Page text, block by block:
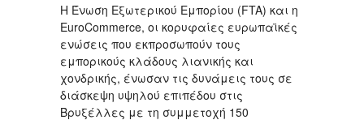
Η Ένωση Εξωτερικού Εμπορίου (FTA) και η
EuroCommerce, οι κορυφαίες ευρωπαϊκές
ενώσεις που εκπροσωπούν τους
εμπορικούς κλάδους λιανικής και
χονδρικής, ένωσαν τις δυνάμεις τους σε
διάσκεψη υψηλού επιπέδου στις
Βρυξέλλες με τη συμμετοχή 150